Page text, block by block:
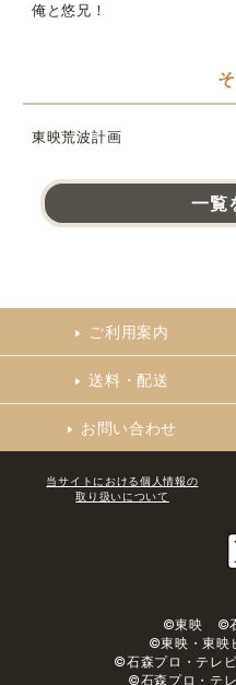
俺と悠兄！
東映荒波計画
一覧
ご利用案内
送料・配送
お問い合わせ
当サイトにおける個人情報の
取り扱いについて
©東映 ©
©東映・東映
©石森プロ・テレ
©石森プロ・テ